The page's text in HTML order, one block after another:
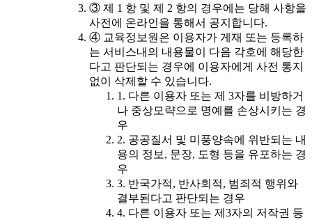
③ 제 1 항 및 제 2 항의 경우에는 당해 사항을
사전에 온라인을 통해서 공지합니다.
④ 교육정보원은 이용자가 게재 또는 등록하
는 서비스내의 내용물이 다음 각호에 해당한
다고 판단되는 경우에 이용자에게 사전 통지
없이 삭제할 수 있습니다.
1. 다른 이용자 또는 제 3자를 비방하거
나 중상모략으로 명예를 손상시키는 경
우
2. 공공질서 및 미풍양속에 위반되는 내
용의 정보, 문장, 도형 등을 유포하는 경
우
3. 반국가적, 반사회적, 범죄적 행위와
결부된다고 판단되는 경우
4. 다른 이용자 또는 제3자의 저작권 등